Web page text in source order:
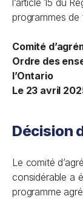
l’article 15 du
programmes
Comité
Ordre des
l’Ontario
Le 23 avril
Décision
Le comité
considérable a
programme